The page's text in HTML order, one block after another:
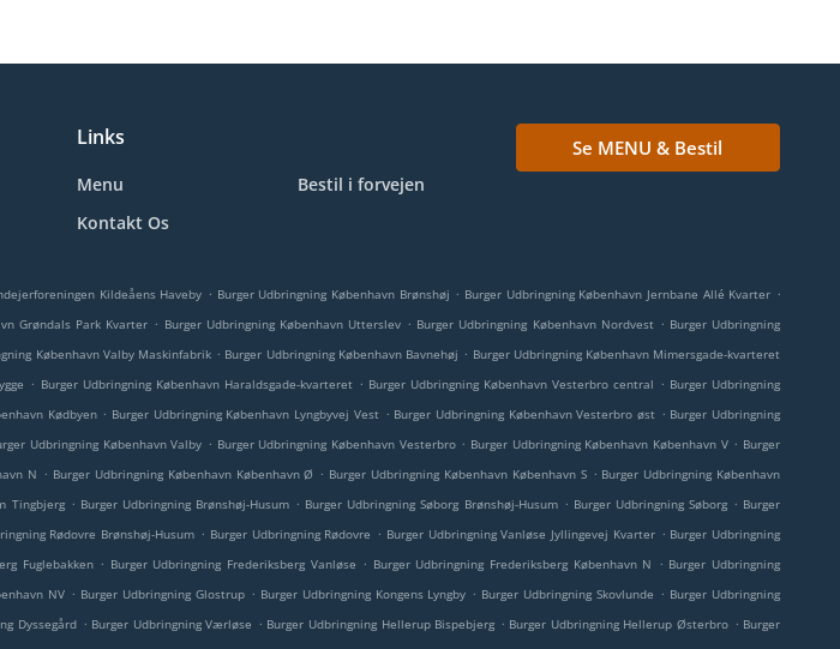
Links
Menu
Bestil i forvejen
Kontakt Os
Se MENU & Bestil
Kildeåens Haveby . Burger Udbringning København Brønshøj . Burger Udbringning København Jernbane Allé Kvarter .
Grøndals Park Kvarter . Burger Udbringning København Utterslev . Burger Udbringning København Nordvest . Burger Udbringning
København Valby Maskinfabrik . Burger Udbringning København Bavnehøj . Burger Udbringning København Mimersgade-kvarteret
. Burger Udbringning København Haraldsgade-kvarteret . Burger Udbringning København Vesterbro central . Burger Udbringning
Kødbyen . Burger Udbringning København Lyngbyvej Vest . Burger Udbringning København Vesterbro øst . Burger Udbringning
Udbringning København Valby . Burger Udbringning København Vesterbro . Burger Udbringning København København V . Burger
N . Burger Udbringning København København Ø . Burger Udbringning København København S . Burger Udbringning København
Tingbjerg . Burger Udbringning Brønshøj-Husum . Burger Udbringning Søborg Brønshøj-Husum . Burger Udbringning Søborg . Burger
Rødovre Brønshøj-Husum . Burger Udbringning Rødovre . Burger Udbringning Vanløse Jyllingevej Kvarter . Burger Udbringning
Fuglebakken . Burger Udbringning Frederiksberg Vanløse . Burger Udbringning Frederiksberg København N . Burger Udbringning
NV . Burger Udbringning Glostrup . Burger Udbringning Kongens Lyngby . Burger Udbringning Skovlunde . Burger Udbringning
Dyssegård . Burger Udbringning Værløse . Burger Udbringning Hellerup Bispebjerg . Burger Udbringning Hellerup Østerbro . Burger